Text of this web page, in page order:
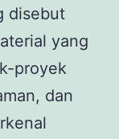
disebut
yang
proyek
dan